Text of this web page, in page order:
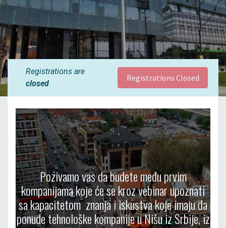
Registrations are
closed
Registrations Closed
Pozivamo vas da budete među prvim
kompanijama koje će se kroz vebinar upoznati
sa kapacitetom znanja i iskustva koje imaju da
ponude tehnološke kompanije u Nišu iz Srbije, iz